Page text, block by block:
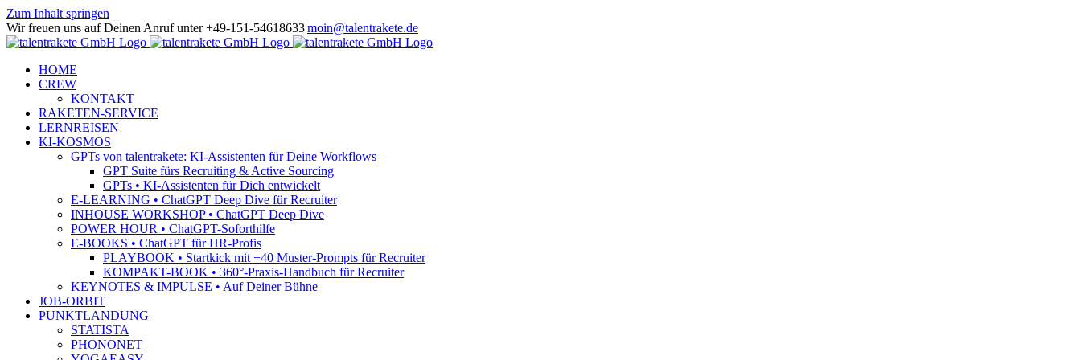
Zum Inhalt springen
Wir freuen uns auf Deinen Anruf unter +49-151-54618633|moin@talentrakete.de
HOME
CREW
KONTAKT
RAKETEN-SERVICE
LERNREISEN
KI-KOSMOS
GPTs von talentrakete: KI-Assistenten für Deine Workflows
GPT Suite fürs Recruiting & Active Sourcing
GPTs • KI-Assistenten für Dich entwickelt
E-LEARNING • ChatGPT Deep Dive für Recruiter
INHOUSE WORKSHOP • ChatGPT Deep Dive
POWER HOUR • ChatGPT-Soforthilfe
E-BOOKS • ChatGPT für HR-Profis
PLAYBOOK • Startkick mit +40 Muster-Prompts für Recruiter
KOMPAKT-BOOK • 360°-Praxis-Handbuch für Recruiter
KEYNOTES & IMPULSE • Auf Deiner Bühne
JOB-ORBIT
PUNKTLANDUNG
STATISTA
PHONONET